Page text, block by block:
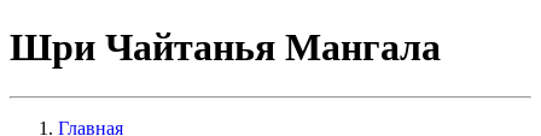
Шри Чайтанья Мангала
Главная